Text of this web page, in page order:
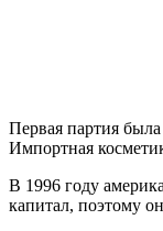
Первая партия
Импортная
В 1996 году
капитал, поэтому